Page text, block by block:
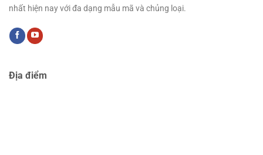
nhất hiện nay với đa dạng mẫu mã và chủng loại.
Địa điểm